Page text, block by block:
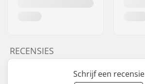
RECENSIES
Schrijf een recensie